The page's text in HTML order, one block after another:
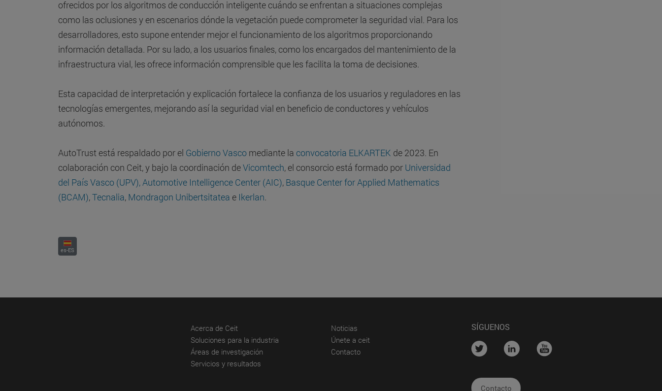
ofrecidos por los algoritmos de conducción inteligente cuándo se enfrentan a situaciones complejas
como las oclusiones y en escenarios dónde la vegetación puede comprometer la seguridad vial. Para los
desarrolladores, esto supone entender mejor el funcionamiento de los algoritmos proporcionando
información detallada. Por su lado, a los usuarios finales, como los encargados del mantenimiento de la
infraestructura vial, les ofrece información comprensible que les facilita la toma de decisiones.
Esta capacidad de interpretación y explicación fortalece la confianza de los usuarios y reguladores en las
tecnologías emergentes, mejorando así la seguridad vial en beneficio de conductores y vehículos
autónomos.
AutoTrust está respaldado por el Gobierno Vasco mediante la convocatoria ELKARTEK de 2023. En
colaboración con Ceit, y bajo la coordinación deVicomtech, el consorcio está formado por Universidad
del País Vasco (UPV), Automotive Intelligence Center (AIC), Basque Center for Applied Mathematics
(BCAM),Tecnalia, Mondragon Unibertsitatea e Ikerlan.
es-ES
Acerca de Ceit(abre en nueva ventana)
Soluciones para la industria (abre en nueva ventana)
Áreas de investigación (abre en nueva ventana)
Servicios y resultados
Noticias
Únete a ceit(abre en nueva ventana)
Contacto(abre en nueva ventana)
SÍGUENOS
.... .... ....
Contacto